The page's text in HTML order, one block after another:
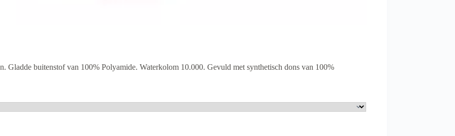
Gladde buitenstof van 100% Polyamide. Waterkolom 10.000. Gevuld met synthetisch dons van 100%